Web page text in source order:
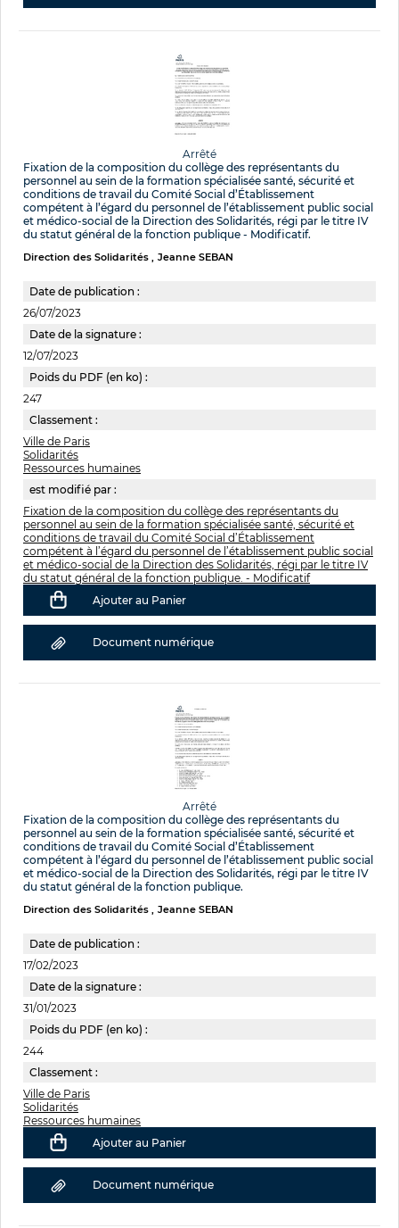
Arrêté
Fixation de la composition du collège des représentants du
personnel au sein de la formation spécialisée santé, sécurité et
conditions de travail du Comité Social d’Établissement
compétent à l’égard du personnel de l’établissement public social
et médico-social de la Direction des Solidarités, régi par le titre IV
du statut général de la fonction publique - Modificatif.
Direction des Solidarités Jeanne SEBAN
Date de publication :
26/07/2023
Date de la signature :
12/07/2023
Poids du PDF (en ko) :
247
Classement :
Ville de Paris
Solidarités
Ressources humaines
est modifié par :
Fixation de la composition du collège des représentants du
personnel au sein de la formation spécialisée santé, sécurité et
conditions de travail du Comité Social d’Établissement
compétent à l’égard du personnel de l’établissement public social
et médico-social de la Direction des Solidarités, régi par le titre IV
du statut général de la fonction publique. - Modificatif
Ajouter au Panier
Document numérique
Arrêté
Fixation de la composition du collège des représentants du
personnel au sein de la formation spécialisée santé, sécurité et
conditions de travail du Comité Social d’Établissement
compétent à l’égard du personnel de l’établissement public social
et médico-social de la Direction des Solidarités, régi par le titre IV
du statut général de la fonction publique.
Direction des Solidarités Jeanne SEBAN
Date de publication :
17/02/2023
Date de la signature :
31/01/2023
Poids du PDF (en ko) :
244
Classement :
Ville de Paris
Solidarités
Ressources humaines
Ajouter au Panier
Document numérique